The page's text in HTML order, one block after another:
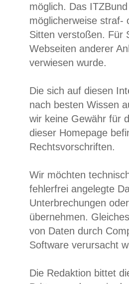
möglich. Das
möglicherweise straf-
Sitten verstoßen. Für
Webseiten anderer
verwiesen wurde.
Die sich auf diesen
nach besten Wissen
wir keine Gewähr für
dieser Homepage
Rechtsvorschriften.
Wir möchten
fehlerfrei angelegte
Unterbrechungen
übernehmen.
von Daten durch
Software verursacht
Die Redaktion bittet